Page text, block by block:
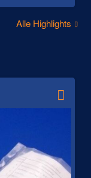
Alle Highlights